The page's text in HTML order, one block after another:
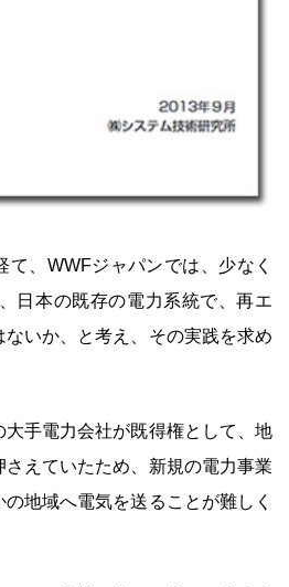
て、WWFジャパンでは、少なく
日本の既存の電力系統で、再エ
いか、と考え、その実践を求め
大手電力会社が既得権として、地
えていたため、新規の電力事業
地域へ電気を送ることが難しく